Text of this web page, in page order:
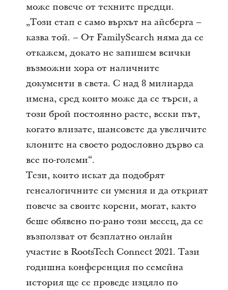
може повече от техните предци.
„Този етап е само върхът на айсберга –
казва той. – От FamilySearch няма да се
откажем, докато не запишем всички
възможни хора от наличните
документи в света. С над 8 милиарда
имена, сред които може да се търси, а
този брой постоянно расте, всеки път,
когато влизате, шансовете да увеличите
клоните на своето родословно дърво са
все по-големи“.
Тези, които искат да подобрят
генеалогичните си умения и да открият
повече за своите корени, могат, както
беше обявено по-рано този месец, да се
възползват от безплатно онлайн
участие в RootsTech Connect 2021. Тази
годишна конференция по семейна
история ще се проведе изцяло по